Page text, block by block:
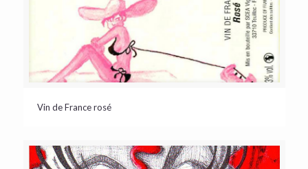
Vin de France rosé